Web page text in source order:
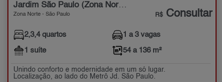
Jardim São Paulo (Zona Norte)
Zona Norte - São Paulo R$ Consultar
2,3,4 quartos
1 suíte
1 a 3 vagas
54 a 136 m²
Unindo conforto e modernidade em um só lugar.
Localização, ao lado do Metrô Jd. São Paulo.